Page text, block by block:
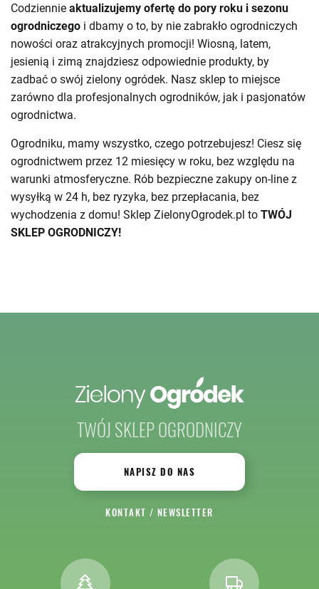
Codziennie aktualizujemy ofertę do pory roku i sezonu
ogrodniczego i dbamy o to, by nie zabrakło ogrodniczych
nowości oraz atrakcyjnych promocji! Wiosną, latem,
jesienią i zimą znajdziesz odpowiednie produkty, by
zadbać o swój zielony ogródek. Nasz sklep to miejsce
zarówno dla profesjonalnych ogrodników, jak i pasjonatów
ogrodnictwa.
Ogrodniku, mamy wszystko, czego potrzebujesz! Ciesz się
ogrodnictwem przez 12 miesięcy w roku, bez względu na
warunki atmosferyczne. Rób bezpieczne zakupy on-line z
wysyłką w 24 h, bez ryzyka, bez przepłacania, bez
wychodzenia z domu! Sklep ZielonyOgrodek.pl to TWÓJ
SKLEP OGRODNICZY!
TWÓJ SKLEP OGRODNICZY
NAPISZ DO NAS
KONTAKT / NEWSLETTER